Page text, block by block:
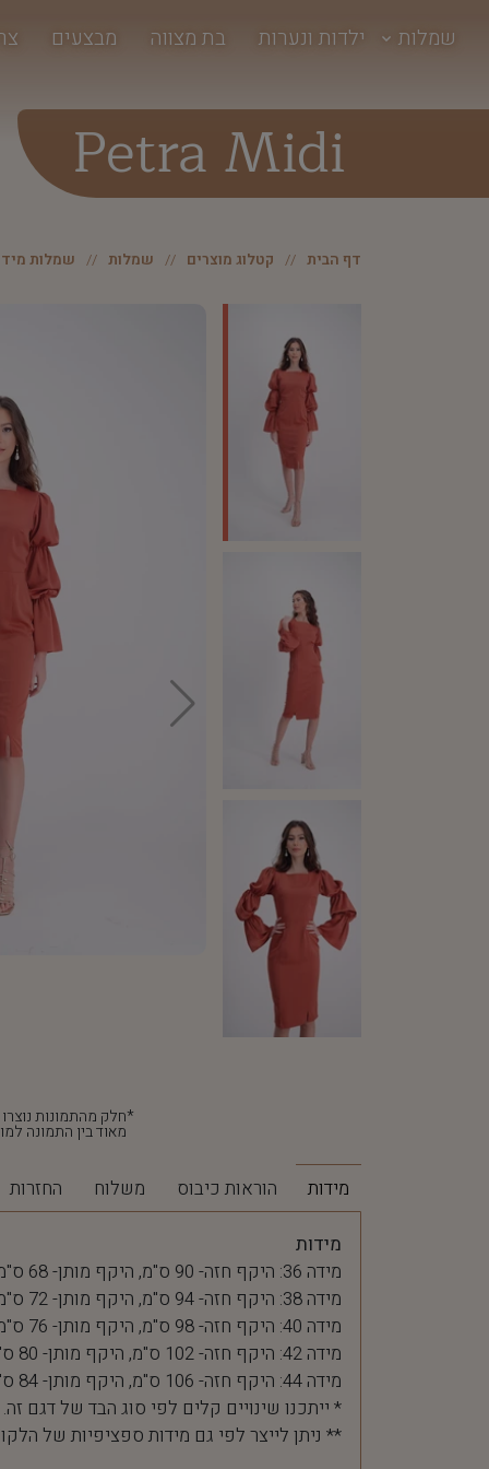
שמלות ילדות ונערות בת מצווה מבצעים
Petra Midi
דף הבית קטלוג מוצרים שמלות שמלות
מאוד בין התמונה
מידות הוראות כיבוס משלוח החזרות
מידות
מידה 36: היקף חזה- 90 ס"מ, היקף מותן- 68 ס"מ
מידה 38: היקף חזה- 94 ס"מ, היקף מותן- 72 ס"מ
מידה 40: היקף חזה- 98 ס"מ, היקף מותן- 76 ס"מ
מידה 42: היקף חזה- 102 ס"מ, היקף מותן- 80 ס"מ
מידה 44: היקף חזה- 106 ס"מ, היקף מותן- 84 ס"מ
* ייתכנו שינויים קלים לפי סוג הבד של דגם
** ניתן לייצר לפי גם מידות ספציפיות של